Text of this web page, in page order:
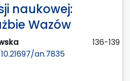
naukowej:
Wazów
136-139
an.7835